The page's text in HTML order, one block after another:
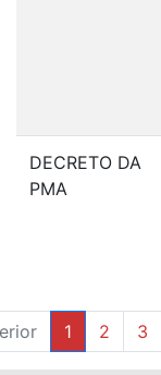
DECRETO DA
PMA
1 2 3